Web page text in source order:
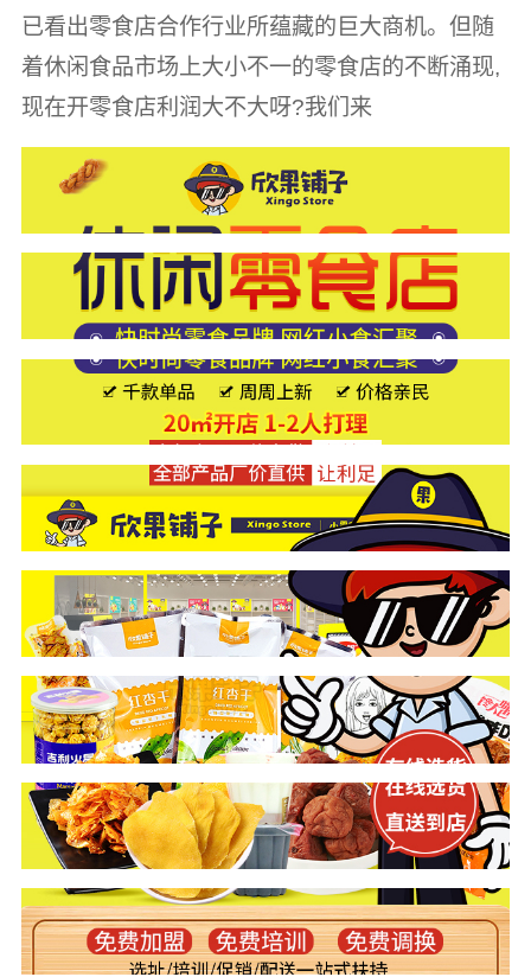
已看出零食店合作行业所蕴藏的巨大商机。但随
着休闲食品市场上大小不一的零食店的不断涌现,
现在开零食店利润大不大呀?我们来